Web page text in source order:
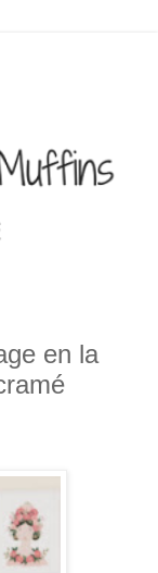
en la